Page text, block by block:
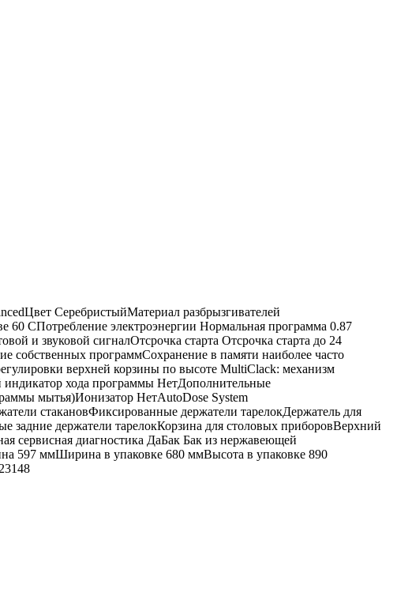
СеребристыйМатериал разбрызгивателей
60 CПотребление электроэнергии Нормальная программа 0.87
и звуковой сигналОтсрочка старта Отсрочка старта до 24
собственных программСохранение в памяти наиболее часто
верхней корзины по высоте MultiClack: механизм
индикатор хода программы НетДополнительные
мытья)Ионизатор НетAutoDose System
стакановФиксированные держатели тарелокДержатель для
задние держатели тарелокКорзина для столовых приборовВерхний
сервисная диагностика ДаБак Бак из нержавеющей
597 ммШирина в упаковке 680 ммВысота в упаковке 890